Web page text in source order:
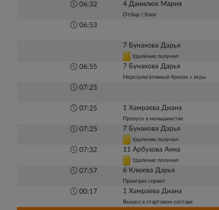
06:32 4 Данилюк Мария
Отбор / блок
06:53
7 Бунакова Дарья
Удаление получил
06:55 7 Бунакова Дарья
Нерезультативный бросок с игры
07:25
07:25 1 Хамраева Диана
Пропуск в меньшинстве
07:25 7 Бунакова Дарья
Удаление получил
07:32 11 Арбузова Анна
Удаление получил
07:57 6 Клюева Дарья
Проиграл спринт
00:17 1 Хамраева Диана
Вышел в стартовом составе